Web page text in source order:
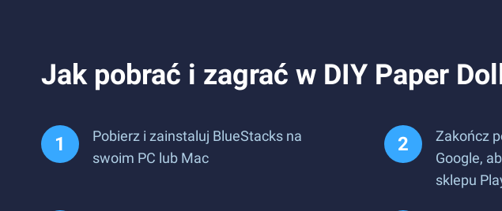
Jak pobrać i zagrać w DIY Paper
Pobierz i zainstaluj BlueStacks na
swoim PC lub Mac
Zakończ
Google,
sklepu